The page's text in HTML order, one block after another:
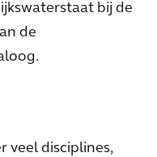
bij de
de
veel disciplines,